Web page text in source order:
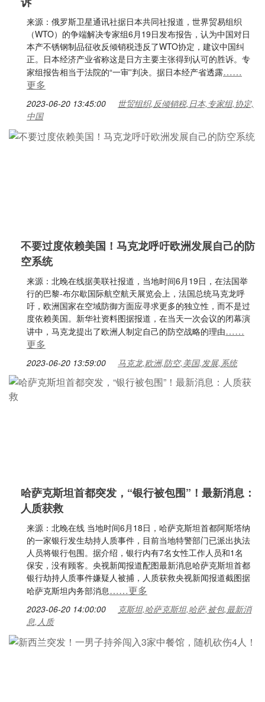
来源：俄罗斯卫星通讯社据日本共同社报道，世界贸易组织
（WTO）的争端解决专家组6月19日发布报告，认为中国对日
本产不锈钢制品征收反倾销税违反了WTO协定，建议中国纠
正。日本经济产业省称这是日方主要主张得到认可的胜诉。专
家组报告相当于法院的“一审”判决。据日本经产省透露……
更多
2023-06-20 13:45:00
世贸组织,反倾销税,日本,专家组,协定,
中国
不要过度依赖美国！马克龙呼吁欧洲发展自己的防
空系统
来源：北晚在线据美联社报道，当地时间6月19日，在法国举
行的巴黎-布尔歇国际航空航天展览会上，法国总统马克龙呼
吁，欧洲国家在空域防御方面应寻求更多的独立性，而不是过
度依赖美国。新华社资料图据报道，在当天一次会议的闭幕演
讲中，马克龙提出了欧洲人制定自己的防空战略的理由……
更多
2023-06-20 13:59:00 马克龙,欧洲,防空,美国,发展,系统
哈萨克斯坦首都突发，“银行被包围”！最新消息：
人质获救
来源：北晚在线 当地时间6月18日，哈萨克斯坦首都阿斯塔纳
的一家银行发生劫持人质事件，目前当地特警部门已派出执法
人员将银行包围。据介绍，银行内有7名女性工作人员和1名
保安，没有顾客。央视新闻报道配图最新消息哈萨克斯坦首都
银行劫持人质事件嫌疑人被捕，人质获救央视新闻报道截图据
哈萨克斯坦内务部消息……更多
2023-06-20 14:00:00
克斯坦,哈萨克斯坦,哈萨,被包,最新消
息,人质